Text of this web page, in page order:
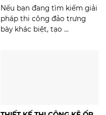
Nếu bạn đang tìm kiếm giải
pháp thi công đảo trưng
bày khác biệt, tạo ...